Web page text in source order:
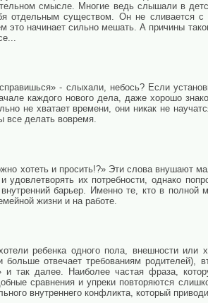
смысле. Многие ведь слышали в
отдельным существом. Он не сливается с
это начинает сильно мешать. А причины
- слыхали, небось? Если
каждого нового дела, даже хорошо
не хватает времени, они никак не
все делать вовремя.
хотеть и просить!?» Эти слова внушают
их потребности, однако
барьер. Именно те, кто в полной
жизни и на работе.
ребенка одного пола, внешности или
отвечает требованиям родителей),
так далее. Наиболее частая фраза,
сравнения и упреки повторяются
внутреннего конфликта, который